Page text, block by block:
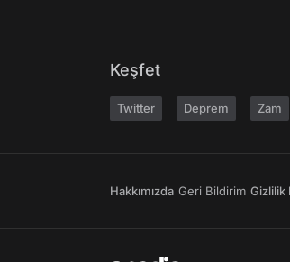
Keşfet
Twitter Deprem Zam
Hakkımızda Geri Bildirim Gizlilik